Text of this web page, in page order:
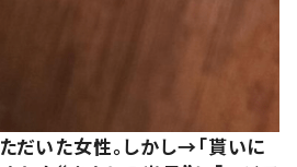
だいた女性。しかし→「貰いに